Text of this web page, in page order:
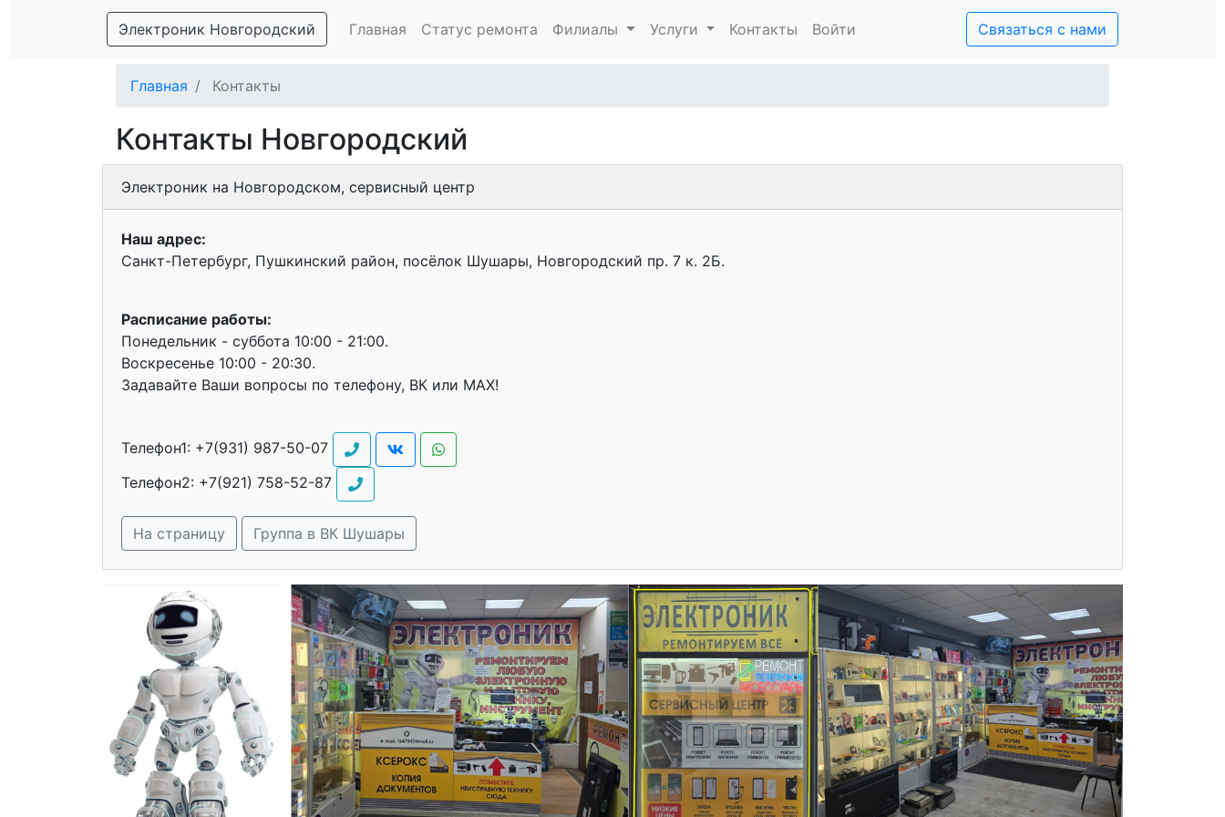
Электроник Новгородский Главная Статус ремонта Филиалы Услуги Контакты Войти Связаться с нами
Главная Контакты
Контакты Новгородский
Электроник на Новгородском, сервисный центр
Наш адрес:
Санкт-Петербург, Пушкинский район, посёлок Шушары, Новгородский пр. 7 к. 2Б.
Расписание работы:
Понедельник - суббота 10:00 - 21:00.
Воскресенье 10:00 - 20:30.
Задавайте Ваши вопросы по телефону, ВК или MAX!
Телефон1: +7(931) 987-50-07
Телефон2: +7(921) 758-52-87
На страницу Группа в ВК Шушары